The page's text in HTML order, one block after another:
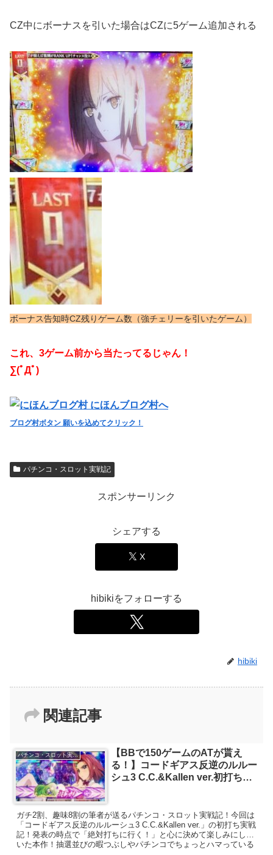
CZ中にボーナスを引いた場合はCZに5ゲーム追加される
ボーナス告知時CZ残りゲーム数（強チェリーを引いたゲーム）
これ、3ゲーム前から当たってるじゃん！
∑(ﾟДﾟ)
ブログ村ボタン 願いを込めてクリック！
パチンコ・スロット実戦記
スポンサーリンク
シェアする
X
hibikiをフォローする
hibiki
関連記事
パチンコ・スロット実戦記
【BBで150ゲームのATが貰え
る！】コードギアス反逆のルルー
シュ3 C.C.&Kallen ver.初打ち実
ガチ2割、趣味8割の筆者が送るパチンコ・スロット実戦記！今回は
「コードギアス反逆のルルーシュ3 C.C.&Kallen ver.」の初打ち実戦
記！発表の時点で「絶対打ちに行く！」と心に決めて楽しみにして
いた本作！抽選並びの暇つぶしやパチンコでちょっとハマっている